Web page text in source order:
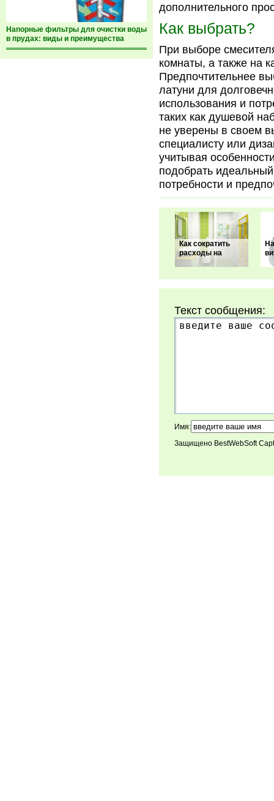
Напорные фильтры для очистки воды
в прудах: виды и преимущества
дополнительного
Как выбрать?
При выборе
комнаты, а также на
Предпочтительнее
латуни для
использования и
таких как душевой
не уверены в своем
специалисту или
учитывая
подобрать
потребности и
Как сократить
расходы на
Текст сообщения:
Имя:
Защищено BestWebSoft